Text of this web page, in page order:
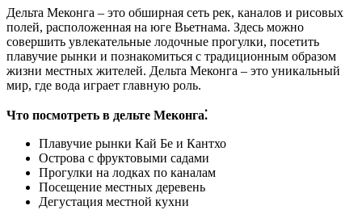
Дельта Меконга – это обширная сеть рек, каналов и рисовых
полей, расположенная на юге Вьетнама. Здесь можно
совершить увлекательные лодочные прогулки, посетить
плавучие рынки и познакомиться с традиционным образом
жизни местных жителей. Дельта Меконга – это уникальный
мир, где вода играет главную роль.
Что посмотреть в дельте Меконга⁚
Плавучие рынки Кай Бе и Кантхо
Острова с фруктовыми садами
Прогулки на лодках по каналам
Посещение местных деревень
Дегустация местной кухни